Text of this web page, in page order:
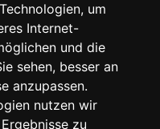
um
Internet-
und die
sehen, besser an
anzupassen.
nutzen wir
zu